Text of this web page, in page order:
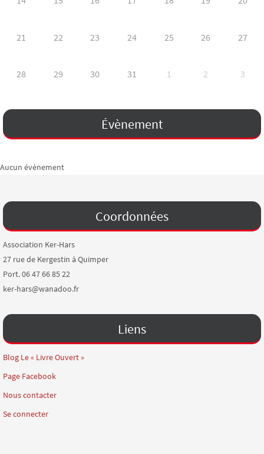
21 22 23 24 25 26 27
28 29 30 31 1 2 3
Évènement
Aucun évènement
Coordonnées
Association Ker-Hars
27 rue de Kergestin à Quimper
Port. 06 47 66 85 22
ker-hars@wanadoo.fr
Liens
Blog Le « Livre Ouvert »
Page Facebook
Nous contacter
Se connecter